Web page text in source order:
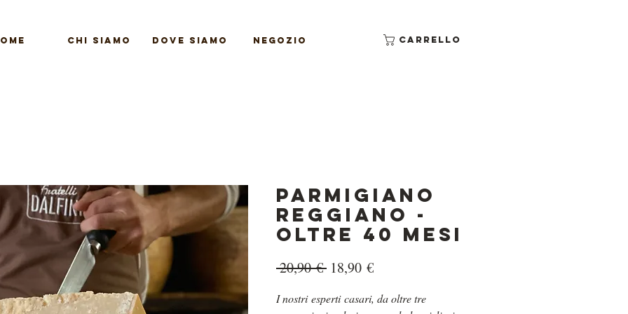
CHI SIAMO DOVE SIAMO NEGOZIO Carrello
Parmigiano
Reggiano -
OLTRE 40 MESI
20,90 € Prezzo
18,90 €Prezzo
I nostri esperti casari, da oltre tre